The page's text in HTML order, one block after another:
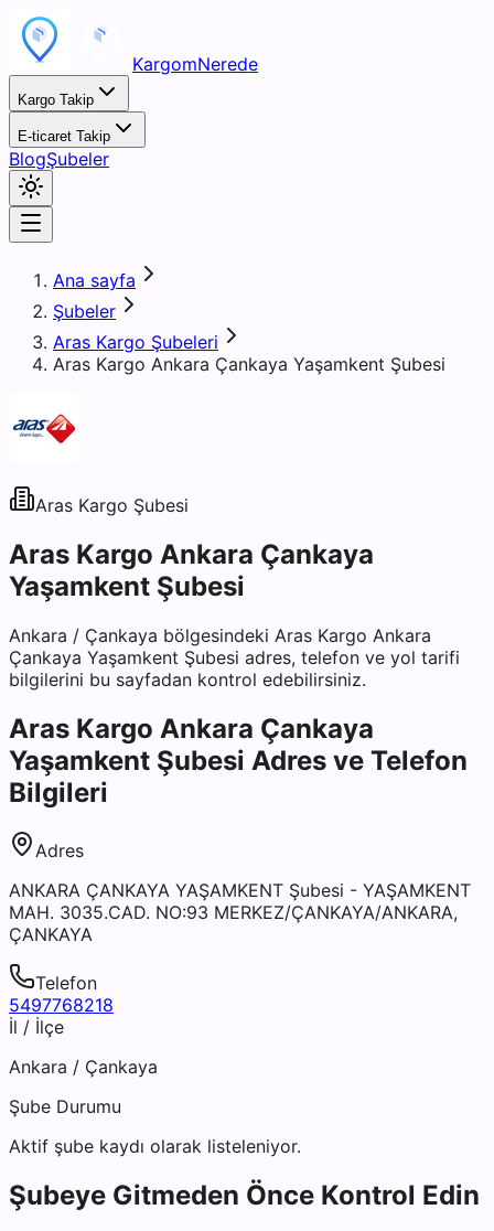
KargomNerede
Kargo Takip
E-ticaret Takip
BlogŞubeler
Ana sayfa
Şubeler
Aras Kargo Şubeleri
Aras Kargo Ankara Çankaya Yaşamkent Şubesi
Aras Kargo Şubesi
Aras Kargo Ankara Çankaya
Yaşamkent Şubesi
Ankara / Çankaya bölgesindeki Aras Kargo Ankara
Çankaya Yaşamkent Şubesi adres, telefon ve yol tarifi
bilgilerini bu sayfadan kontrol edebilirsiniz.
Aras Kargo Ankara Çankaya
Yaşamkent Şubesi Adres ve Telefon
Bilgileri
Adres
ANKARA ÇANKAYA YAŞAMKENT Şubesi - YAŞAMKENT
MAH. 3035.CAD. NO:93 MERKEZ/ÇANKAYA/ANKARA,
ÇANKAYA
Telefon
5497768218
İl / İlçe
Ankara / Çankaya
Şube Durumu
Aktif şube kaydı olarak listeleniyor.
Şubeye Gitmeden Önce Kontrol Edin